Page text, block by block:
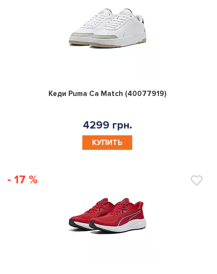
0
Кеди Puma Ca Match (40077919)
4299 грн.
КУПИТЬ
- 17 %